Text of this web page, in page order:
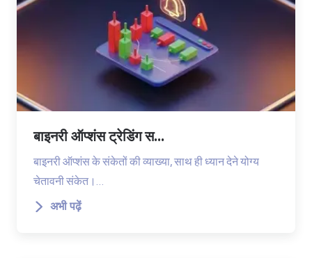
बाइनरी ऑप्शंस ट्रेडिंग स...
बाइनरी ऑप्शंस के संकेतों की व्याख्या, साथ ही ध्यान देने योग्य
चेतावनी संकेत।…
अभी पढ़ें